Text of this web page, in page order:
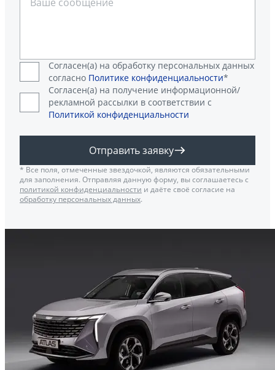
Согласен(а) на обработку персональных данных
согласно Политике конфиденциальности*
Согласен(а) на получение информационной/
рекламной рассылки в соответствии с
Политикой конфиденциальности
Отправить заявку
* Все поля, отмеченные звездочкой, являются обязательными
для заполнения. Отправляя данную форму, вы соглашаетесь с
политикой конфиденциальности и даёте своё согласие на
обработку персональных данных.